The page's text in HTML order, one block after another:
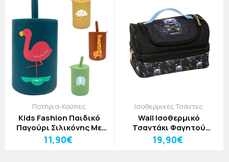
Ποτήρια-Κούπες
Kids Fashion Παιδικό
Παγούρι Σιλικόνης Με
Καλαμάκι Μπλε Ήλιος
11,90€
Ισοθερμικές Τσάντες
Wall Ισοθερμικό
Τσαντάκι Φαγητού
Minecraft 22x16x20cm
19,90€